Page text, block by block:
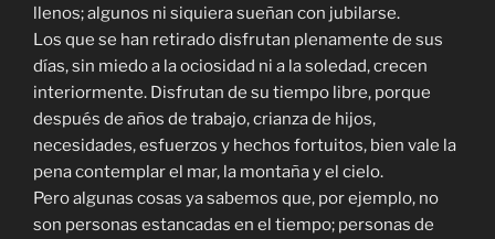
llenos; algunos ni siquiera sueñan con jubilarse.
Los que se han retirado disfrutan plenamente de sus
días, sin miedo a la ociosidad ni a la soledad, crecen
interiormente. Disfrutan de su tiempo libre, porque
después de años de trabajo, crianza de hijos,
necesidades, esfuerzos y hechos fortuitos, bien vale la
pena contemplar el mar, la montaña y el cielo.
Pero algunas cosas ya sabemos que, por ejemplo, no
son personas estancadas en el tiempo; personas de